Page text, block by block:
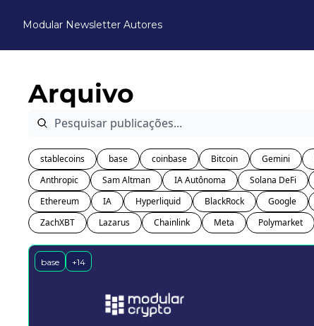
Modular Newsletter Autores
Arquivo
stablecoins base coinbase Bitcoin Gemini
Anthropic
Sam Altman IA Autônoma Solana DeFi
Ethereum
IA Hyperliquid BlackRock Google
ZachXBT
Lazarus Chainlink Meta Polymarket
base +14